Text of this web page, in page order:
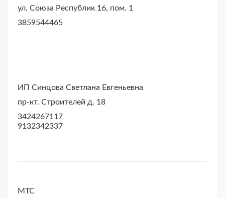
ул. Союза Республик 16, пом. 1
3859544465
ИП Синцова Светлана Евгеньевна
пр-кт. Строителей д. 18
3424267117
9132342337
МТС